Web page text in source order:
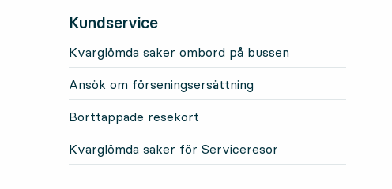
Kundservice
Kvarglömda saker ombord på bussen
Ansök om förseningsersättning
Borttappade resekort
Kvarglömda saker för Serviceresor